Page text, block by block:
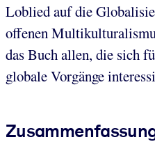
Loblied auf die
offenen
das Buch allen, die sich
globale Vorgänge